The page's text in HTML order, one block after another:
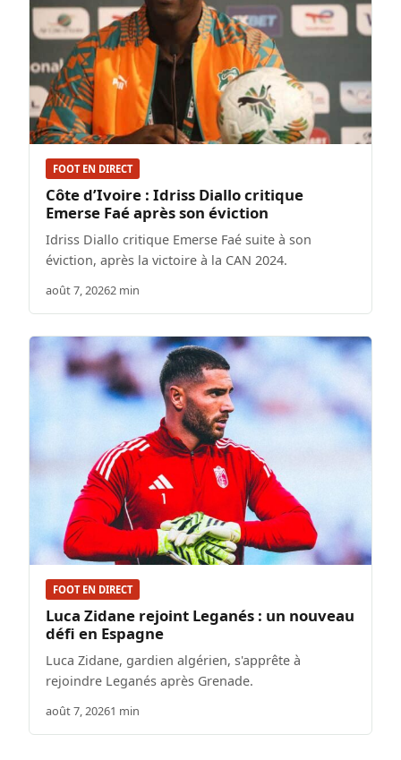
FOOT EN DIRECT
Côte d’Ivoire : Idriss Diallo critique
Emerse Faé après son éviction
Idriss Diallo critique Emerse Faé suite à son
éviction, après la victoire à la CAN 2024.
août 7, 20262 min
FOOT EN DIRECT
Luca Zidane rejoint Leganés : un nouveau
défi en Espagne
Luca Zidane, gardien algérien, s'apprête à
rejoindre Leganés après Grenade.
août 7, 20261 min